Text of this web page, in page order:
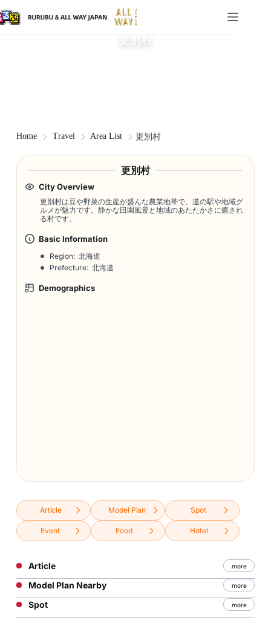
更別村
Home Travel Area List 更別村
更別村
City Overview
更別村は豆や野菜の生産が盛んな農業地帯で、道の駅や地域グ
ルメが魅力です。静かな田園風景と地域のあたたかさに癒され
る村です。
Basic Information
Region: 北海道
Prefecture: 北海道
Demographics
Article Model Plan Spot
Event Food Hotel
Article more
Model Plan Nearby more
Spot more